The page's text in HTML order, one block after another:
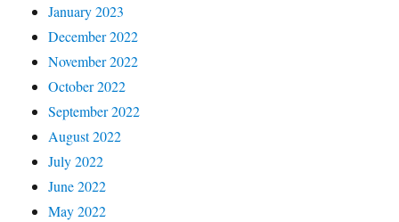
January 2023
December 2022
November 2022
October 2022
September 2022
August 2022
July 2022
June 2022
May 2022